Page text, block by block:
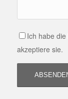
Ich habe die
akzeptiere sie.